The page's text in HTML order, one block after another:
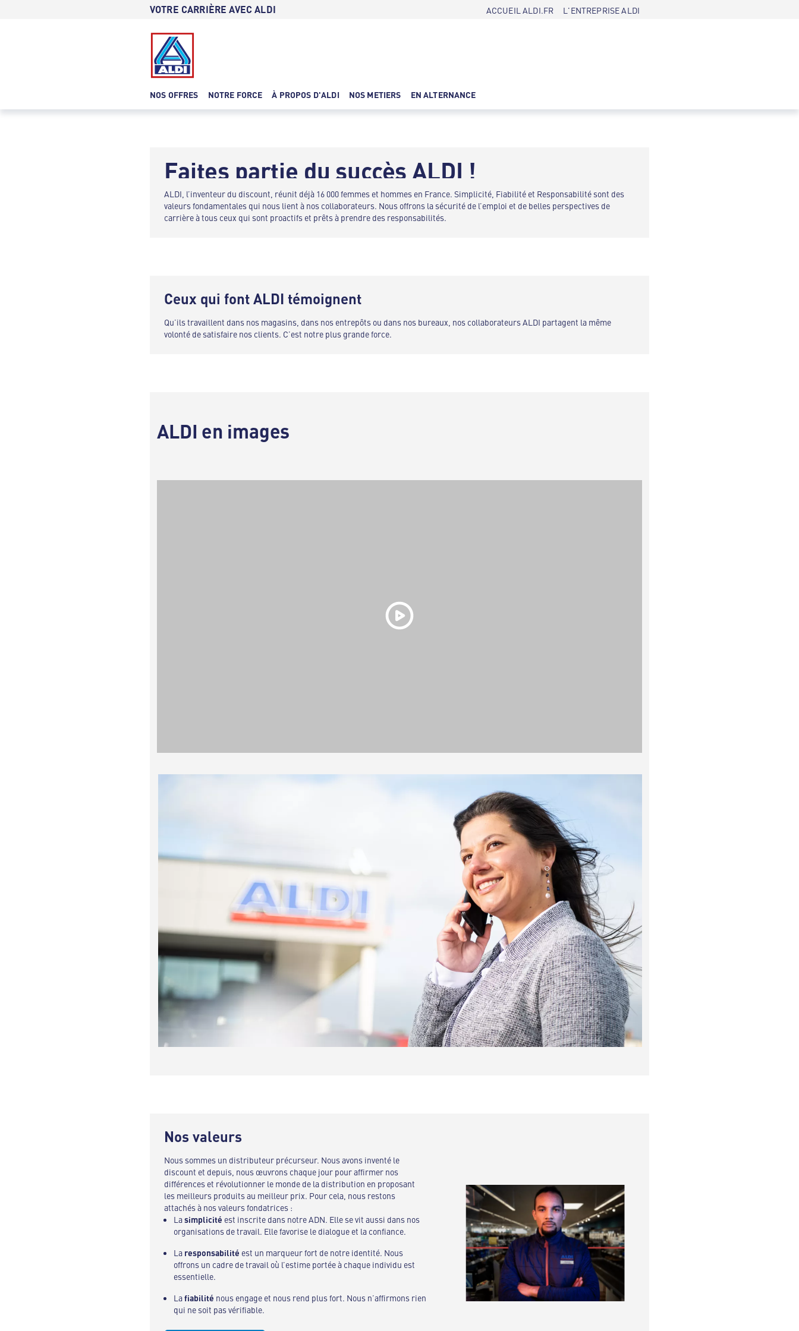
VOTRE CARRIÈRE AVEC ALDI ACCUEIL ALDI.FR L'ENTREPRISE ALDI
NOS OFFRES NOTRE FORCE À PROPOS D'ALDI NOS METIERS EN ALTERNANCE
Faites partie du succès ALDI !
ALDI, l’inventeur du discount, réunit déjà 16 000 femmes et hommes en France. Simplicité, Fiabilité et Responsabilité sont des
valeurs fondamentales qui nous lient à nos collaborateurs. Nous offrons la sécurité de l’emploi et de belles perspectives de
carrière à tous ceux qui sont proactifs et prêts à prendre des responsabilités.
Ceux qui font ALDI témoignent
Qu’ils travaillent dans nos magasins, dans nos entrepôts ou dans nos bureaux, nos collaborateurs ALDI partagent la même
volonté de satisfaire nos clients. C’est notre plus grande force.
ALDI en images
Nos valeurs
Nous sommes un distributeur précurseur. Nous avons inventé le
discount et depuis, nous œuvrons chaque jour pour affirmer nos
différences et révolutionner le monde de la distribution en proposant
les meilleurs produits au meilleur prix. Pour cela, nous restons
attachés à nos valeurs fondatrices :
Lasimplicité est inscrite dans notre ADN. Elle se vit aussi dans nos
organisations de travail. Elle favorise le dialogue et la confiance.
La responsabilité est un marqueur fort de notre identité. Nous
offrons un cadre de travail où l’estime portée à chaque individu est
essentielle.
Lafiabilité nous engage et nous rend plus fort. Nous n’affirmons rien
qui ne soit pas vérifiable.